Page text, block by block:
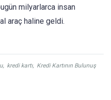
milyarlarca insan
araç haline geldi.
, kredi kartı, Kredi Kartının Bulunuş